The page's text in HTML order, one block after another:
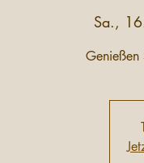
Sa.,
Genießen